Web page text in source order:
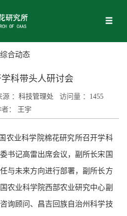
合动态
科带头人研讨会
源 ： 科技管理处 访问量 ： 1455
：
王宇
农业科学院棉花研究所召开学科
书记高雷出席会议，副所长宋国
与未来方向进行部署，副所长方
农业科学院西部农业研究中心副
询顾问、昌吉回族自治州科学技